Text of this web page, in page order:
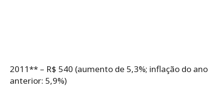
2011** – R$ 540 (aumento de 5,3%; inflação do ano
anterior: 5,9%)